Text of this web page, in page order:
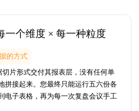
一个维度 × 每一种粒度
的方式
切片形式交付其报表层，没有任何单
拼接起来。您最终只能运行五六份各
电子表格，再为每一次复盘会议手工